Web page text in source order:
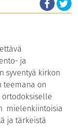
ja
syventyä kirkon
teemana on
mielenkiintoisia
ja tärkeistä